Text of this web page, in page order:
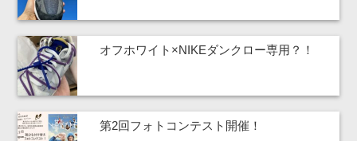
オフホワイト×NIKEダンクロー専用？！
第2回フォトコンテスト開催！